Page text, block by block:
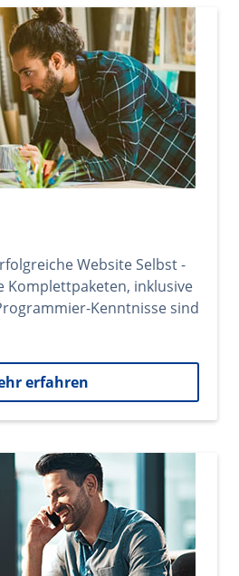
Website Selbst -
Komplettpaketen, inklusive
Kenntnisse sind
erfahren